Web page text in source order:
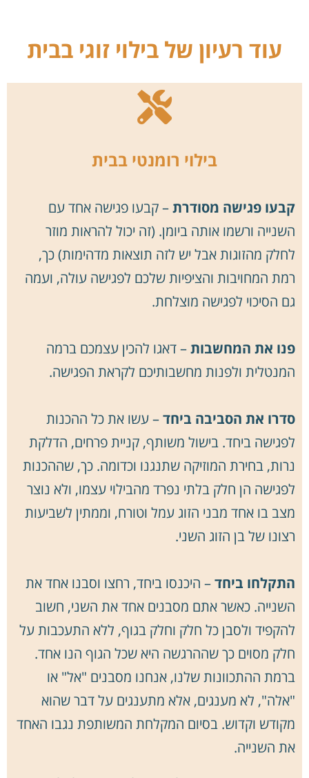
עוד רעיון של בילוי זוגי בבית
בילוי רומנטי בבית
קבעו פגישה מסודרת– קבעו פגישה אחד עם
השנייה ורשמו אותה ביומן. (זה יכול להראות מוזר
לחלק מהזוגות אבל יש לזה תוצאות מדהימות) כך,
רמת המחויבות והציפיות שלכם לפגישה עולה, ועמה
גם הסיכוי לפגישה מוצלחת.
פנו את המחשבות– דאגו להכין עצמכם ברמה
המנטלית ולפנות מחשבותיכם לקראת הפגישה.
סדרו את הסביבה ביחד– עשו את כל ההכנות
לפגישה ביחד. בישול משותף, קניית פרחים, הדלקת
נרות, בחירת המוזיקה שתנגנו וכדומה. כך, שההכנות
לפגישה הן חלק בלתי נפרד מהבילוי עצמו, ולא נוצר
מצב בו אחד מבני הזוג עמל וטורח, וממתין לשביעות
רצונו של בן הזוג השני.
התקלחו ביחד– היכנסו ביחד, רחצו וסבנו אחד את
השנייה. כאשר אתם מסבנים אחד את השני, חשוב
להקפיד ולסבן כל חלק וחלק בגוף, ללא התעכבות על
חלק מסוים כך שההרגשה היא שכל הגוף הנו אחד.
ברמת ההתכוונות שלנו, אנחנו מסבנים "אל" או
"אלה", לא מענגים, אלא מתענגים על דבר שהוא
מקודש וקדוש. בסיום המקלחת המשותפת נגבו האחד
את השנייה.